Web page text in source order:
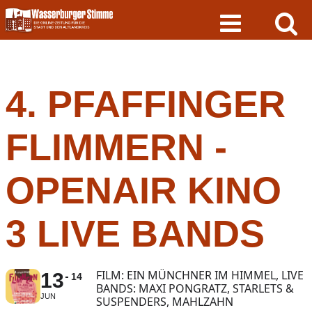
Skip
to
content
4. PFAFFINGER
FLIMMERN -
OPENAIR KINO
3 LIVE BANDS
13
JUN
14
FILM: EIN MÜNCHNER IM HIMMEL, LIVE
BANDS: MAXI PONGRATZ, STARLETS &
SUSPENDERS, MAHLZAHN